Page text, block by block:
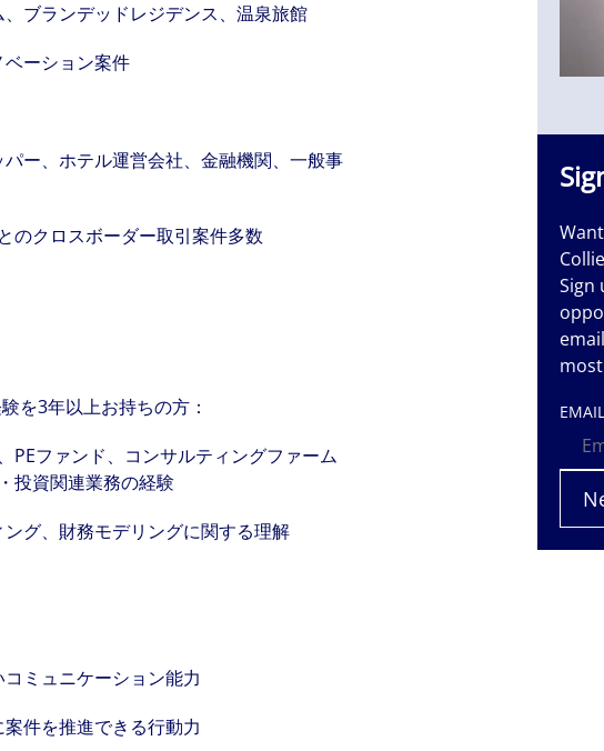
ブランデッドレジデンス、温泉旅館
ーション案件
ー、ホテル運営会社、金融機関、一般事
のクロスボーダー取引案件多数
を3年以上お持ちの方：
PEファンド、コンサルティングファーム
投資関連業務の経験
グ、財務モデリングに関する理解
ミュニケーション能力
件を推進できる行動力
and so are our clients' needs. Colliers is a
professional services and investment
that is expert-led and solutions-oriented.
we see opportunity in change – and seize it.
Sign
EMAIL